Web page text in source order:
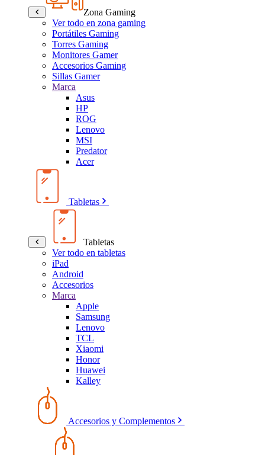
Zona Gaming
Ver todo en zona gaming
Portátiles Gaming
Torres Gaming
Monitores Gamer
Accesorios Gaming
Sillas Gamer
Marca
Asus
HP
ROG
Lenovo
MSI
Predator
Acer
Tabletas
Tabletas
Ver todo en tabletas
iPad
Android
Accesorios
Marca
Apple
Samsung
Lenovo
TCL
Xiaomi
Honor
Huawei
Kalley
Accesorios y Complementos